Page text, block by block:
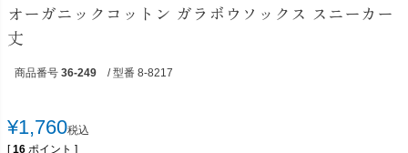
オーガニックコットン ガラボウソックス スニーカー
丈
商品番号 36-249 / 型番 8-8217
¥1,760税込
[ 16 ポイント ]